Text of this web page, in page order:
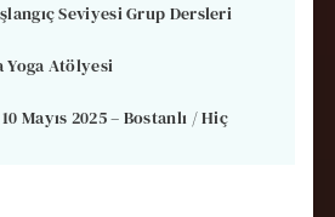
Seviyesi Grup Dersleri
Yoga Atölyesi
Mayıs 2025 – Bostanlı / Hiç